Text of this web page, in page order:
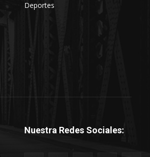
Deportes
Nuestra Redes Sociales: